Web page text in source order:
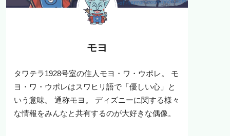
モヨ
タワテラ1928号室の住人モヨ・ワ・ウポレ。 モ
ヨ・ワ・ウポレはスワヒリ語で「優しい心」と
いう意味。 通称モヨ。 ディズニーに関する様々
な情報をみんなと共有するのが大好きな偶像。